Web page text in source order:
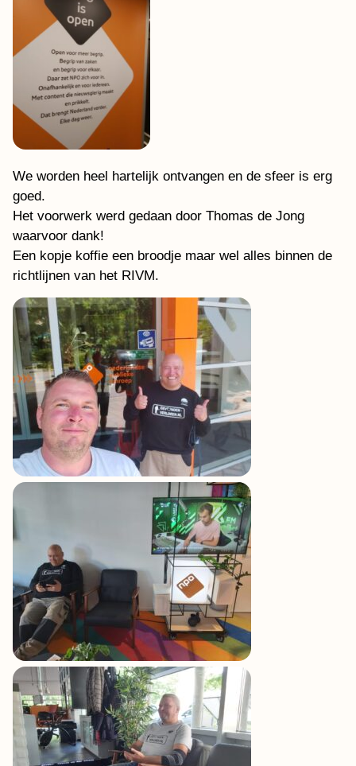
We worden heel hartelijk ontvangen en de sfeer is erg
goed.
Het voorwerk werd gedaan door Thomas de Jong
waarvoor dank!
Een kopje koffie een broodje maar wel alles binnen de
richtlijnen van het RIVM.